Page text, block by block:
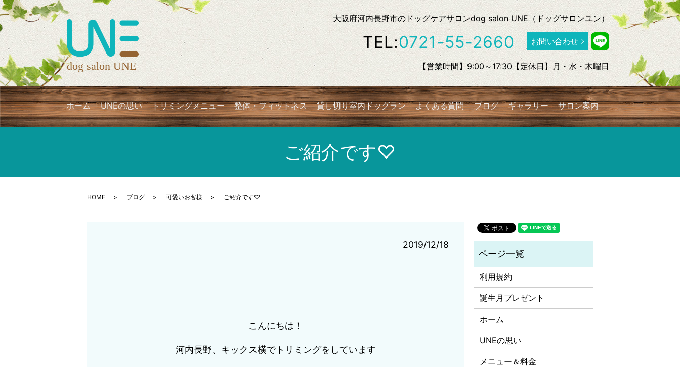
大阪府河内長野市のドッグケアサロンdog salon UNE（ドッグサロンユン）
TEL:0721-55-2660 お問い合わせ
【営業時間】9:00～17:30【定休日】月・水・木曜日
ホーム UNEの思い トリミングメニュー 整体・フィットネス 貸し切り室内ドッグラン よくある質問 ブログ ギャラリー サロン案内 search
ご紹介です♡
HOME ブログ 可愛いお客様 ご紹介です♡
2019/12/18
こんにちは！
河内長野、キックス横でトリミングをしています
利用規約
誕生月プレゼント
ホーム
UNEの思い
メニュー＆料金